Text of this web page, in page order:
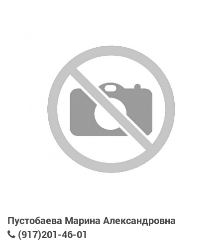
Пустобаева Марина Александровна
(917)201-46-01